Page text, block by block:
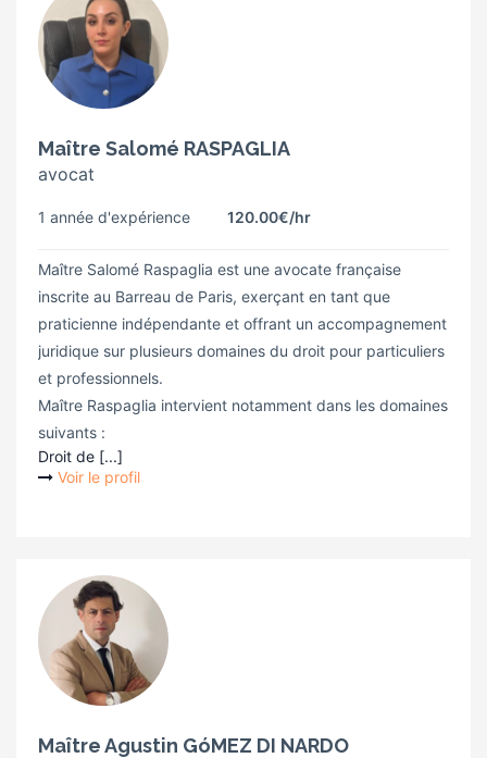
Maître Salomé RASPAGLIA
avocat
1 année d'expérience 120.00€/hr
Maître Salomé Raspaglia est une avocate française
inscrite au Barreau de Paris, exerçant en tant que
praticienne indépendante et offrant un accompagnement
juridique sur plusieurs domaines du droit pour particuliers
et professionnels.
Maître Raspaglia intervient notamment dans les domaines
suivants :
Droit de [...]
Voir le profil
Maître Agustin GóMEZ DI NARDO